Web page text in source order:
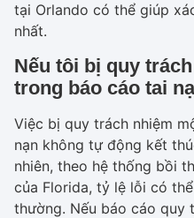
tại Orlando có thể giúp
nhất.
Nếu tôi bị quy
trong báo cáo tai
Việc bị quy trách nhiệm
nạn không tự động kết
nhiên, theo hệ thống bồi
của Florida, tỷ lệ lỗi có
thường. Nếu báo cáo quy